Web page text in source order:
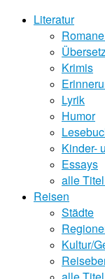
Literatur
Krimis
Lyrik
Humor
Kinder-
Essays
alle
Reisen
Städte
Kultur/